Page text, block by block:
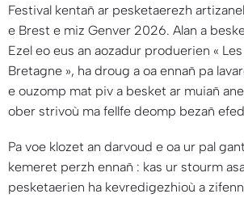
Festival kentañ ar pesketaerezh
e Brest e miz Genver 2026. Alan a
Ezel eo eus an aozadur produerien «
Bretagne », ha droug a oa ennañ pa
e ouzomp mat piv a besket ar muiañ
ober strivoù ma fellfe deomp bezañ
Pa voe klozet an darvoud e oa ur pal
kemeret perzh ennañ : kas ur stourm
pesketaerien ha kevredigezhioù a